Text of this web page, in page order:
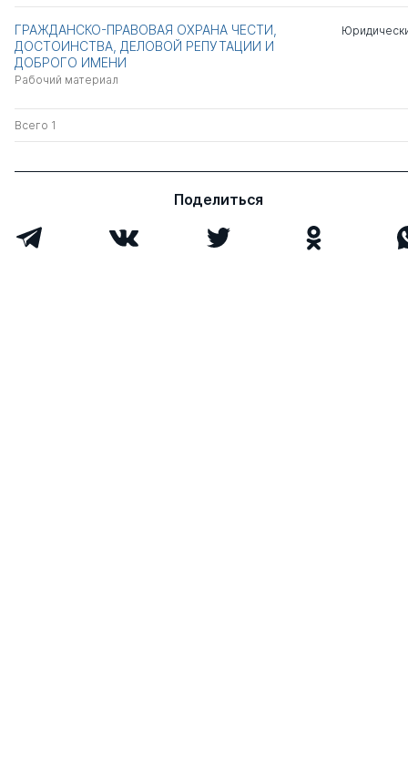
ГРАЖДАНСКО-ПРАВОВАЯ ОХРАНА ЧЕСТИ,
ДОСТОИНСТВА, ДЕЛОВОЙ РЕПУТАЦИИ И
ДОБРОГО ИМЕНИ
Рабочий материал
Всего 1
Поделиться